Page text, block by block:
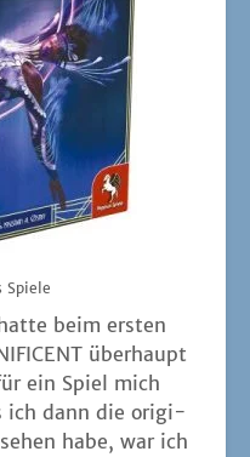
Spiele
beim ers­ten
über­haupt
ein Spiel mich
ich dann die ori­gi­
habe, war ich